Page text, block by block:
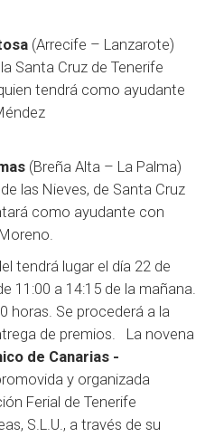
(Arrecife – Lanzarote)
Santa Cruz de Tenerife
tendrá como ayudante
(Breña Alta – La Palma)
las Nieves, de Santa Cruz
como ayudante con
tendrá lugar el día 22 de
11:00 a 14:15 de la mañana.
horas. Se procederá a la
de premios. La novena
de Canarias -
y organizada
Ferial de Tenerife
S.L.U., a través de su